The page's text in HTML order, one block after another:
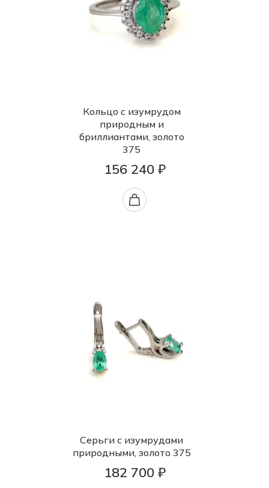
Кольцо с изумрудом
природным и
бриллиантами, золото
375
156 240 ₽
Серьги с изумрудами
природными, золото 375
182 700 ₽